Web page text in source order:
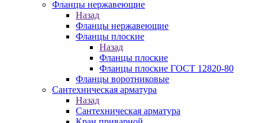
Фланцы нержавеющие
Назад
Фланцы нержавеющие
Фланцы плоские
Назад
Фланцы плоские
Фланцы плоские ГОСТ 12820-80
Фланцы воротниковые
Сантехническая арматура
Назад
Сантехническая арматура